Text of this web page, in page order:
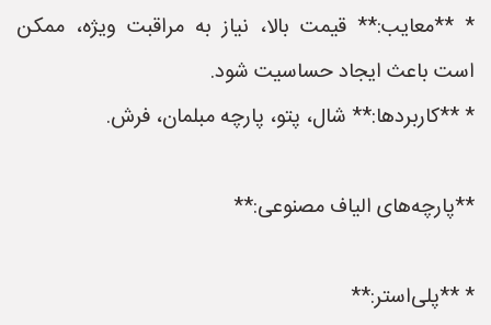
* **معایب:** قیمت بالا، نیاز به مراقبت ویژه، ممکن
است باعث ایجاد حساسیت شود.
* **کاربردها:** شال، پتو، پارچه مبلمان، فرش.
**پارچه‌های الیاف مصنوعی:**
* **پلی‌استر:**